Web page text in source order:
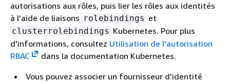
autorisations aux rôles, puis lier les rôles aux identités
à l'aide de liaisons rolebindings et
clusterrolebindings Kubernetes. Pour plus
d'informations, consultez Utilisation de l'autorisation
RBAC
dans la documentation Kubernetes.
Vous pouvez associer un fournisseur d'identité